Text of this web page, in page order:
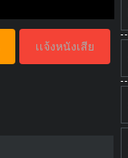
เเจ้งหนังเสีย